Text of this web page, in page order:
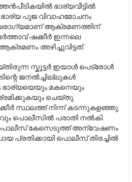
ഭാര്യവീട്ടിൽ
ഭാര്യ പൂജ വിവാഹമോചനം
ആക്രമണത്തിന്
ഷക്കീർ ഇന്നലെ
അഴിച്ചുവിട്ടത്.
സ്കൂട്ടർ ഇയാൾ പെട്രോൾ
ജനൽച്ചില്ലുകൾ
മകനെയും
ശ്രമിക്കുകയും ചെയ്തു.
സ്ഥലത്ത് നിന്ന് കടന്നുകളഞ്ഞു.
പൊലീസിൽ പരാതി നൽകി.
പൊലീസ് കേസെടുത്ത് അന്വേഷണം
പ്രതിക്കായി പൊലീസ് തിരച്ചിൽ